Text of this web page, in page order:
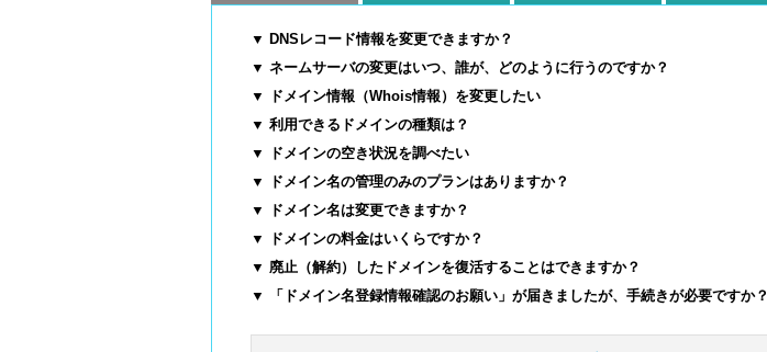
▼ DNSレコード情報を変更できますか？
▼ ネームサーバの変更はいつ、誰が、どのように行うのですか？
▼ ドメイン情報（Whois情報）を変更したい
▼ 利用できるドメインの種類は？
▼ ドメインの空き状況を調べたい
▼ ドメイン名の管理のみのプランはありますか？
▼ ドメイン名は変更できますか？
▼ ドメインの料金はいくらですか？
▼ 廃止（解約）したドメインを復活することはできますか？
▼ 「ドメイン名登録情報確認のお願い」が届きましたが、手続きが必要ですか？